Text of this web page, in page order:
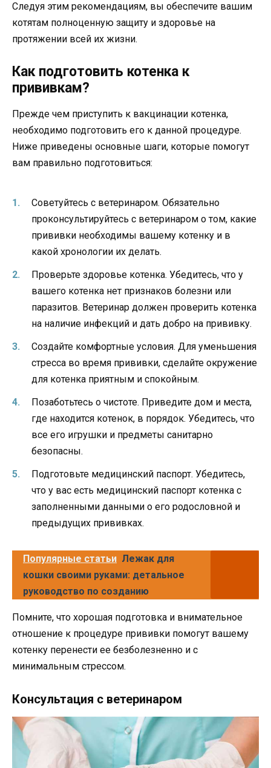
Следуя этим рекомендациям, вы обеспечите вашим
котятам полноценную защиту и здоровье на
протяжении всей их жизни.
Как подготовить котенка к
прививкам?
Прежде чем приступить к вакцинации котенка,
необходимо подготовить его к данной процедуре.
Ниже приведены основные шаги, которые помогут
вам правильно подготовиться:
Советуйтесь с ветеринаром. Обязательно
проконсультируйтесь с ветеринаром о том, какие
прививки необходимы вашему котенку и в
какой хронологии их делать.
Проверьте здоровье котенка. Убедитесь, что у
вашего котенка нет признаков болезни или
паразитов. Ветеринар должен проверить котенка
на наличие инфекций и дать добро на прививку.
Создайте комфортные условия. Для уменьшения
стресса во время прививки, сделайте окружение
для котенка приятным и спокойным.
Позаботьтесь о чистоте. Приведите дом и места,
где находится котенок, в порядок. Убедитесь, что
все его игрушки и предметы санитарно
безопасны.
Подготовьте медицинский паспорт. Убедитесь,
что у вас есть медицинский паспорт котенка с
заполненными данными о его родословной и
предыдущих прививках.
Популярные статьи Лежак для
кошки своими руками: детальное
руководство по созданию
Помните, что хорошая подготовка и внимательное
отношение к процедуре прививки помогут вашему
котенку перенести ее безболезненно и с
минимальным стрессом.
Консультация с ветеринаром